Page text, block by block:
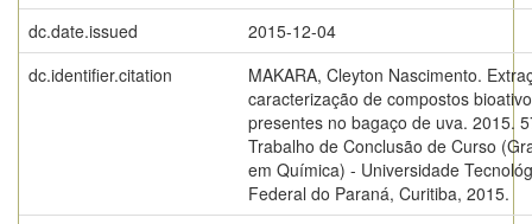
dc.date.issued
2015-12-04
dc.identifier.citation
MAKARA, Cleyton Nascimento.
caracterização de compostos
presentes no bagaço de uva. 2015.
Trabalho de Conclusão de Curso
em Química) - Universidade
Federal do Paraná, Curitiba, 2015.